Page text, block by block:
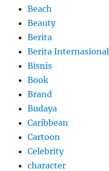
Beach
Beauty
Berita
Berita Internasional
Bisnis
Book
Brand
Budaya
Caribbean
Cartoon
Celebrity
character